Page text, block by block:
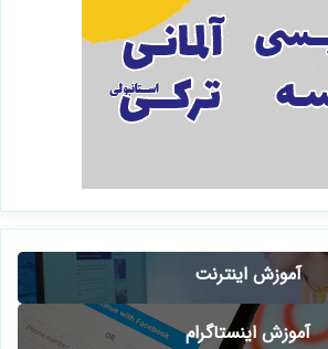
آموزش اینترنت
آموزش اینستاگرام